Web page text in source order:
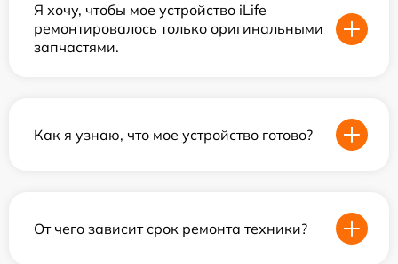
Я хочу, чтобы мое устройство iLife
ремонтировалось только оригинальными
запчастями.
Как я узнаю, что мое устройство готово?
От чего зависит срок ремонта техники?